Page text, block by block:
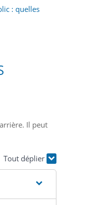
: quelles
Il peut
Tout déplier